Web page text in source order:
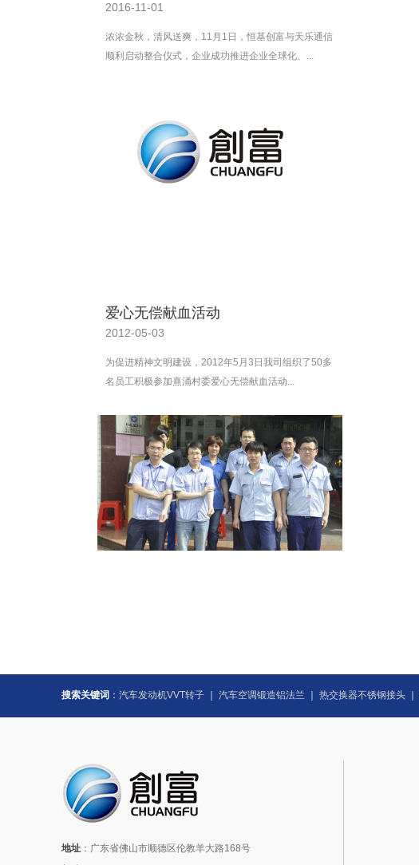
2016-11-01
浓浓金秋，清风送爽，11月1日，恒基创富与天乐通信
顺利启动整合仪式，企业成功推进企业全球化、...
爱心无偿献血活动
2012-05-03
为促进精神文明建设，2012年5月3日我司组织了50多
名员工积极参加熹涌村委爱心无偿献血活动...
搜索关键词 ： 汽车发动机VVT转子 汽车空调锻造铝法兰 热交换器不锈钢接头
地址 ：广东省佛山市顺德区伦教羊大路168号